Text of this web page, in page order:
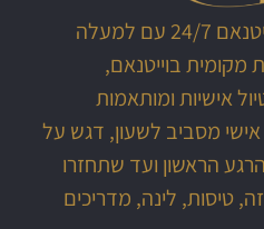
סוכנות נסיעות ישראלית וייטנאם 24/7 עם למעלה
מקומית בוייטנאם,
אישיות ומותאמות
מסביב לשעון, דגש על
הראשון ועד שתחזרו
טיסות, לינה, מדריכים